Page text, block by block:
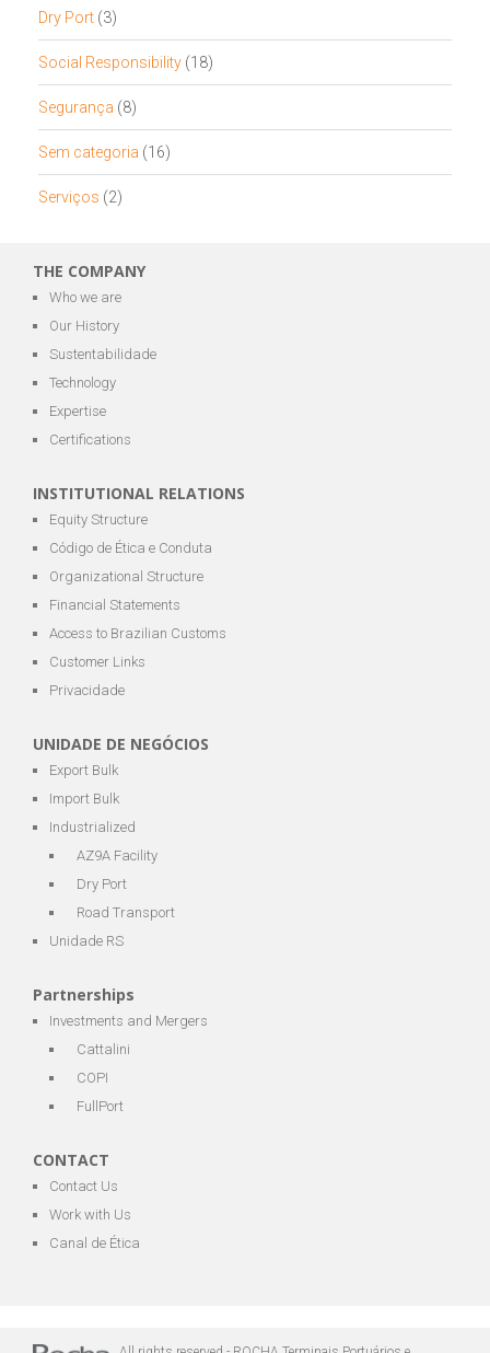
Dry Port (3)
Social Responsibility (18)
Segurança (8)
Sem categoria (16)
Serviços (2)
THE COMPANY
Who we are
Our History
Sustentabilidade
Technology
Expertise
Certifications
INSTITUTIONAL RELATIONS
Equity Structure
Código de Ética e Conduta
Organizational Structure
Financial Statements
Access to Brazilian Customs
Customer Links
Privacidade
UNIDADE DE NEGÓCIOS
Export Bulk
Import Bulk
Industrialized
AZ9A Facility
Dry Port
Road Transport
Unidade RS
Partnerships
Investments and Mergers
Cattalini
COPI
FullPort
CONTACT
Contact Us
Work with Us
Canal de Ética